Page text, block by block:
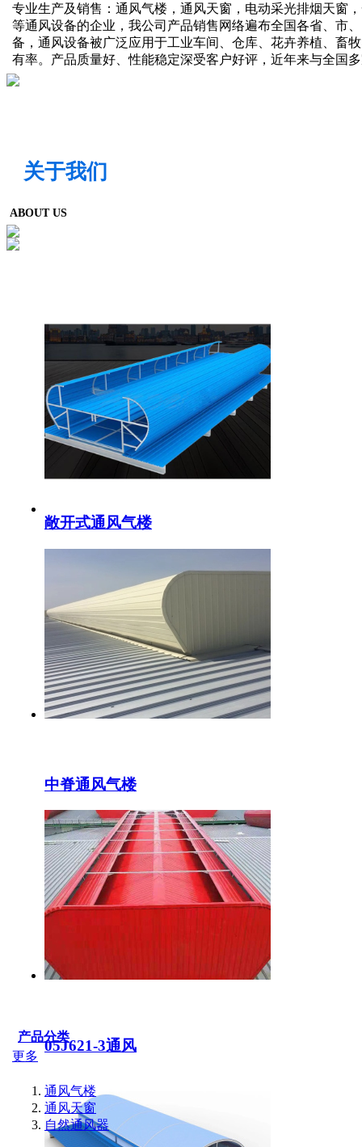
专业生产及销售：通风气楼，通风天窗，电动采光排烟天窗
等通风设备的企业，我公司产品销售网络遍布全国各省、市
备，通风设备被广泛应用于工业车间、仓库、花卉养植、畜
有率。产品质量好、性能稳定深受客户好评，近年来与全国
关于我们
ABOUT US
敞开式通风气楼
中脊通风气楼
05J621-3通风
产品分类
更多
通风气楼
通风天窗
自然通风器